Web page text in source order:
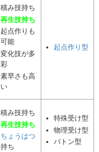
積み技持ち
再生技持ち
起点作りも
可能
変化技が多
彩
素早さも高
い
起点作り型
積み技持ち
再生技持ち
ちょうはつ
持ち
特殊受け型
物理受け型
バトン型